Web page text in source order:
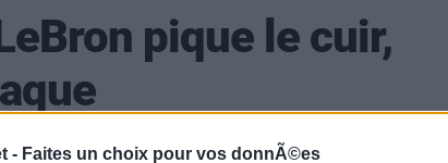
- Faites un choix pour vos donnÃ©es
pique le cuir,